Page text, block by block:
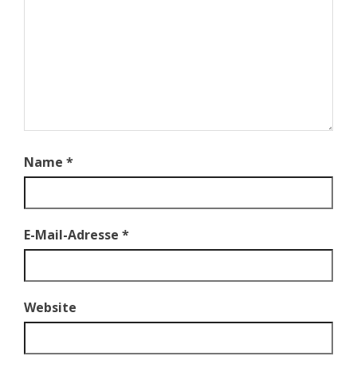
Name *
E-Mail-Adresse *
Website